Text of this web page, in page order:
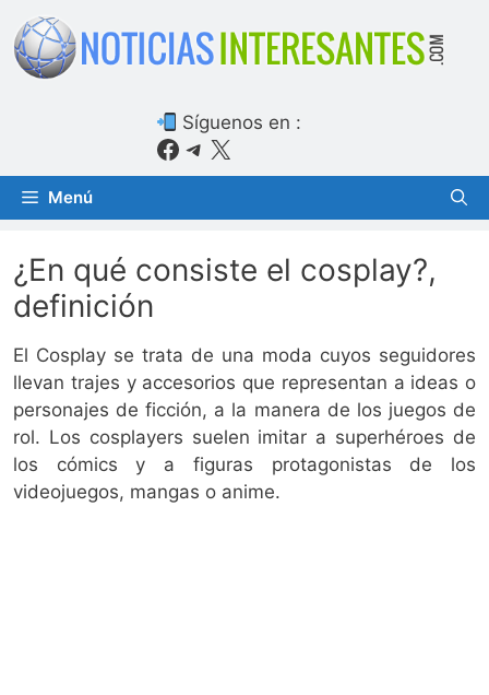
Saltar
contenido
Síguenos en :
Facebook
Telegram
X
Menú
¿En qué consiste el cosplay?,
definición
El Cosplay se trata de una moda cuyos seguidores
llevan trajes y accesorios que representan a ideas o
personajes de ficción, a la manera de los juegos de
rol. Los cosplayers suelen imitar a superhéroes de
los cómics y a figuras protagonistas de los
videojuegos, mangas o anime.